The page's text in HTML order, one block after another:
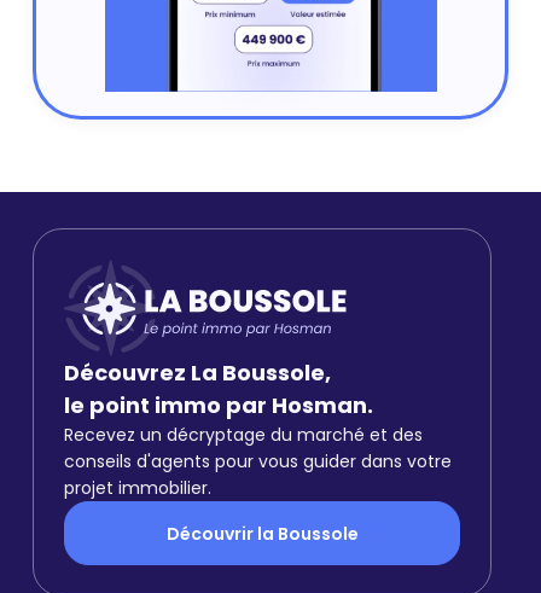
Découvrez La Boussole,
le point immo par Hosman.
Recevez un décryptage du marché et des
conseils d'agents pour vous guider dans votre
projet immobilier.
Découvrir la Boussole